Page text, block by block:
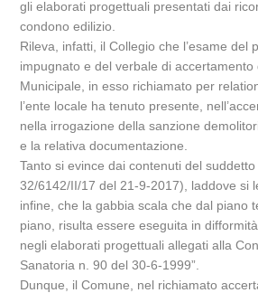
gli elaborati progettuali presentati dai
condono edilizio.
Rileva, infatti, il Collegio che l’esame del
impugnato e del verbale di accertamento
Municipale, in esso richiamato per
l’ente locale ha tenuto presente,
nella irrogazione della sanzione
e la relativa documentazione.
Tanto si evince dai contenuti del
32/6142/II/17 del 21-9-2017), laddove si
infine, che la gabbia scala che dal piano
piano, risulta essere eseguita in
negli elaborati progettuali allegati alla
Sanatoria n. 90 del 30-6-1999”.
Dunque, il Comune, nel richiamato